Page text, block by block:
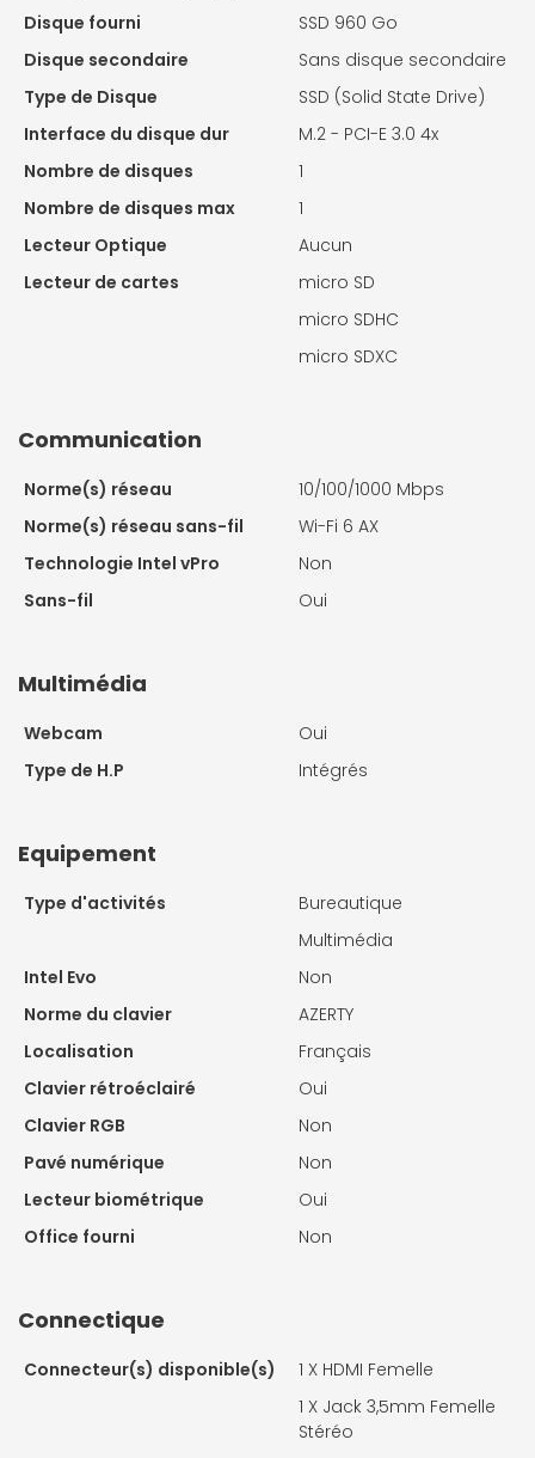
Disque fourni
SSD 960 Go
Disque secondaire
Sans disque secondaire
Type de Disque
SSD (Solid State Drive)
Interface du disque dur
M.2 - PCI-E 3.0 4x
Nombre de disques
1
Nombre de disques max
1
Lecteur Optique
Aucun
Lecteur de cartes
micro SD
micro SDHC
micro SDXC
Communication
Norme(s) réseau
10/100/1000 Mbps
Norme(s) réseau sans-fil
Wi-Fi 6 AX
Technologie Intel vPro
Non
Sans-fil
Oui
Multimédia
Webcam
Oui
Type de H.P
Intégrés
Equipement
Type d'activités
Bureautique
Multimédia
Intel Evo
Non
Norme du clavier
AZERTY
Localisation
Français
Clavier rétroéclairé
Oui
Clavier RGB
Non
Pavé numérique
Non
Lecteur biométrique
Oui
Office fourni
Non
Connectique
Connecteur(s) disponible(s) 1 X HDMI Femelle
1 X Jack 3,5mm Femelle
Stéréo